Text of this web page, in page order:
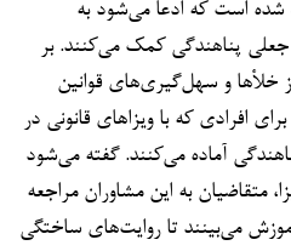
است که ادعا می‌شود به
پناهندگی کمک می‌کنند. بر
خلأها و سهل‌گیری‌های قوانین
افرادی که با ویزاهای قانونی در
آماده می‌کنند. گفته می‌شود
متقاضیان به این مشاوران مراجعه
می‌بینند تا روایت‌های ساختگی